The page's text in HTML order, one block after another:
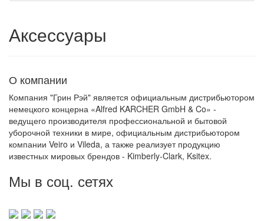
Аксессуары
О компании
Компания "Грин Рэй" является официальным дистрибьютором
немецкого концерна «Alfred KARCHER GmbH & Co» -
ведущего производителя профессиональной и бытовой
уборочной техники в мире, официальным дистрибьютором
компании Veiro и Vileda, а также реализует продукцию
известных мировых брендов - Kimberly-Clark, Ksitex.
Мы в соц. сетях